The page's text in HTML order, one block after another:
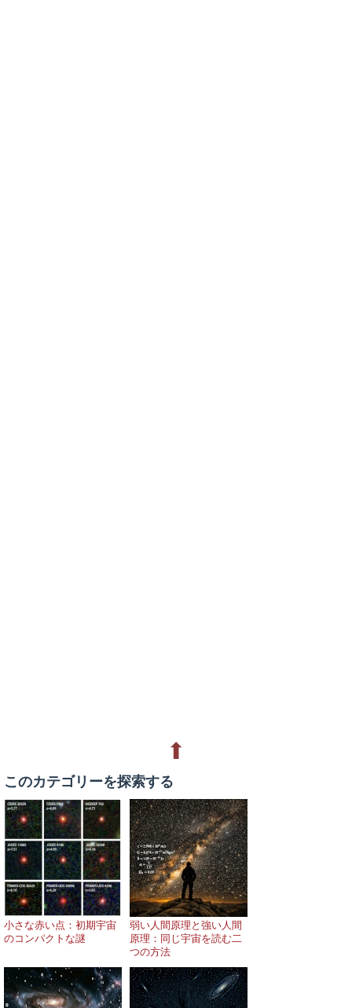
⬆
このカテゴリーを探索する
小さな赤い点：初期宇宙
のコンパクトな謎
弱い人間原理と強い人間
原理：同じ宇宙を読む二
つの方法